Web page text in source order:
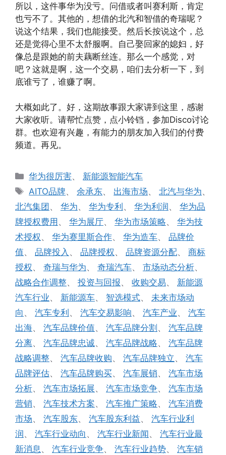
所以，这件事华为没亏。问借或者叫赛利斯，肯定
也亏不了。其他的，想借的北汽和智借的奇瑞呢？
说这个结果，我们也能接受。然后长按说这个，总
还是觉得心里不太舒服啊。自己娶回家的媳妇，好
像总是跟她的前夫藕断丝连。那么一个感觉，对
吧？这就是啊，这一个交易，咱们去分析一下，到
底谁亏了，谁赚了啊。
大概如此了。好，这期故事跟大家讲到这里，感谢
大家收听。请帮忙点赞，点小铃铛，参加Disco讨论
群。也欢迎有兴趣，有能力的朋友加入我们的付费
频道。再见。
分
类
华为很厉害、 新能源智能汽车
标
签
AITO品牌、余承东、 出海市场、北汽与华为、
北汽集团 、 华为、 华为专利 、 华为利润、 华为品
牌授权费用 、 华为展厅、 华为市场策略、 华为技
术授权 、 华为赛里斯合作、 华为造车、 品牌价
值、 品牌投入 、 品牌授权 、 品牌资源分配、 商标
授权 、 奇瑞与华为、 奇瑞汽车、 市场动态分析、
战略合作调整、 投资与回报、 收购交易、 新能源
汽车行业、 新能源车、 智选模式、 未来市场动
向 、 汽车专利 、 汽车交易影响、 汽车产业、 汽车
出海、 汽车品牌价值、 汽车品牌分割 、 汽车品牌
分离、 汽车品牌忠诚、 汽车品牌战略、 汽车品牌
战略调整、 汽车品牌收购、 汽车品牌独立、 汽车
品牌评估、 汽车品牌购买、 汽车展销、 汽车市场
分析、 汽车市场拓展、 汽车市场竞争、 汽车市场
营销、 汽车技术方案、 汽车推广策略、 汽车消费
市场、 汽车股东、 汽车股东利益、 汽车行业利
润、 汽车行业动向 、 汽车行业新闻、 汽车行业最
新消息、 汽车行业竞争、 汽车行业趋势、 汽车销